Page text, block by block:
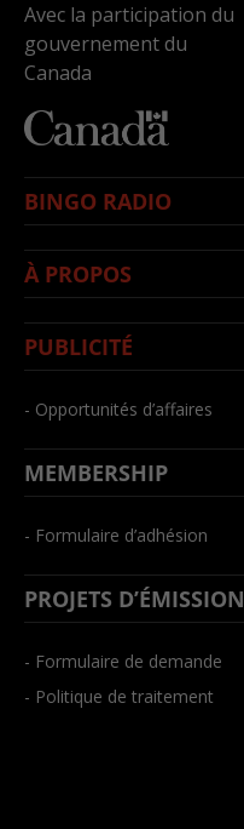
Avec la participation du
gouvernement du
Canada
BINGO RADIO
À PROPOS
PUBLICITÉ
- Opportunités d’affaires
MEMBERSHIP
- Formulaire d’adhésion
PROJETS D’ÉMISSION
- Formulaire de demande
- Politique de traitement